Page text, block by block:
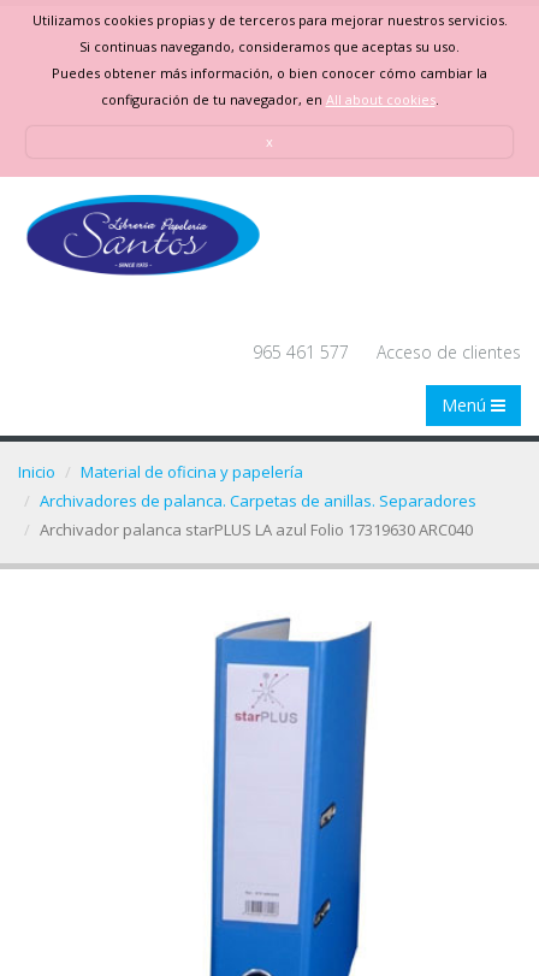
Utilizamos cookies propias y de terceros para mejorar nuestros servicios.
Si continuas navegando, consideramos que aceptas su uso.
Puedes obtener más información, o bien conocer cómo cambiar la
configuración de tu navegador, en All about cookies.
x
965 461 577 Acceso de clientes
Menú
Inicio
Material de oficina y papelería
Archivadores de palanca. Carpetas de anillas. Separadores
Archivador palanca starPLUS LA azul Folio 17319630 ARC040